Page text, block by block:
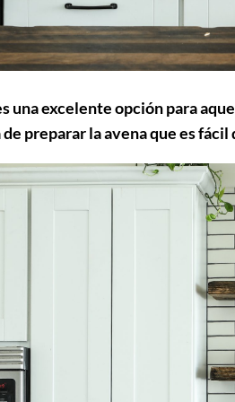
una excelente opción para
de preparar la avena que es